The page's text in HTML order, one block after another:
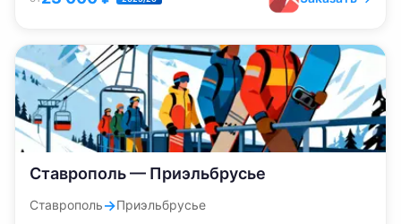
Ставрополь — Приэльбрусье
Ставрополь→Приэльбрусье